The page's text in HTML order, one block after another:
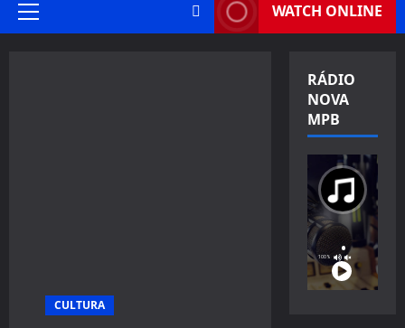
Primary
WATCH ONLINE
CULTURA
RÁDIO
NOVA
MPB